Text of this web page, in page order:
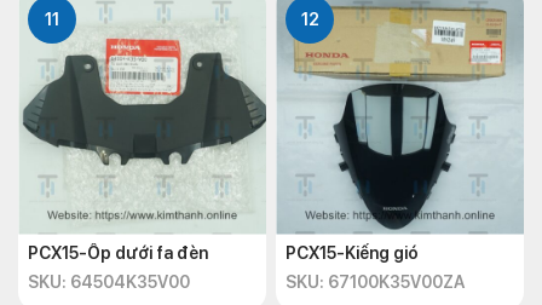
11
PCX15-Ốp dưới fa đèn
SKU: 64504K35V00
12
PCX15-Kiếng gió
SKU: 67100K35V00ZA